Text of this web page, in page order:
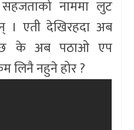
नाममा लुट
। एती देखिरहदा अब
के अब पठाओ एप
लिनै नहुने होर ?